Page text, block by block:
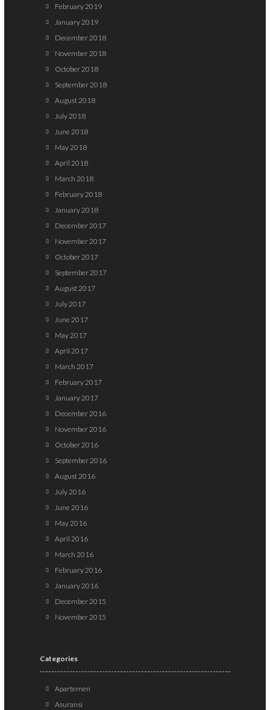
February 2019
January 2019
December 2018
November 2018
October 2018
September 2018
August 2018
July 2018
June 2018
May 2018
April 2018
March 2018
February 2018
January 2018
December 2017
November 2017
October 2017
September 2017
August 2017
July 2017
June 2017
May 2017
April 2017
March 2017
February 2017
January 2017
December 2016
November 2016
October 2016
September 2016
August 2016
July 2016
June 2016
May 2016
April 2016
March 2016
February 2016
January 2016
December 2015
November 2015
Categories
Apartemen
Asuransi